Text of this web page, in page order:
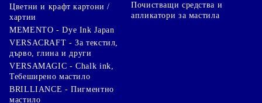
Цветни и крафт картони /
хартии
Почистващи средства и
апликатори за мастила
MEMENTO - Dye Ink Japan
VERSACRAFT - За текстил,
дърво, глина и други
VERSAMAGIC - Chalk ink,
Тебеширено мастило
BRILLIANCE - Пигментно
мастило